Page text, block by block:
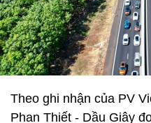
Theo ghi nhận của PV
Phan Thiết - Dầu Giây